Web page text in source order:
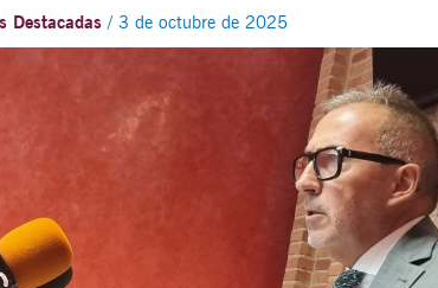
Destacadas /3 de octubre de 2025